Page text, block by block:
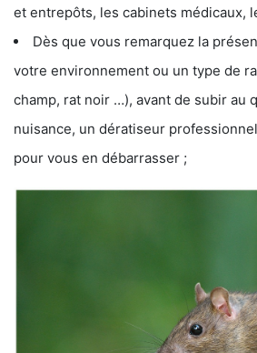
et entrepôts, les cabinets médicaux,
Dès que vous remarquez la
votre environnement ou un type de
champ, rat noir …), avant de subir au
nuisance, un dératiseur
pour vous en débarrasser ;